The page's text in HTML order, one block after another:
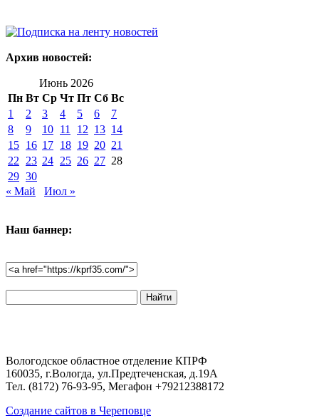
Архив новостей:
Июнь 2026
Пн Вт Ср Чт Пт Сб Вс
1
2 3 4 5 6
7
8
9 10 11 12 13 14
15 16 17 18 19 20 21
22
23 24 25 26 27 28
29 30
« Май
Июл »
Наш баннер:
по
Вологодское областное отделение КПРФ
160035, г.Вологда, ул.Предтеченская, д.19А
Тел. (8172) 76-93-95, Мегафон +79212388172
Создание сайтов в Череповце